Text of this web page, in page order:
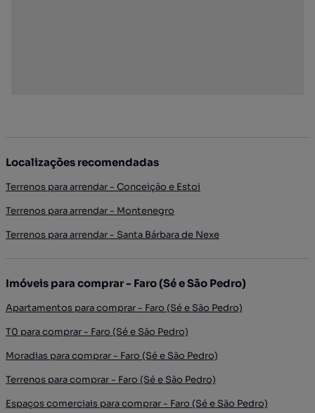
Localizações recomendadas
Terrenos para arrendar - Conceição e Estoi
Terrenos para arrendar - Montenegro
Terrenos para arrendar - Santa Bárbara de Nexe
Imóveis para comprar - Faro (Sé e São Pedro)
Apartamentos para comprar - Faro (Sé e São Pedro)
T0 para comprar - Faro (Sé e São Pedro)
Moradias para comprar - Faro (Sé e São Pedro)
Terrenos para comprar - Faro (Sé e São Pedro)
Espaços comerciais para comprar - Faro (Sé e São Pedro)